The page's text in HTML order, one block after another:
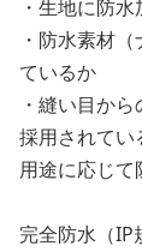
・生地に防
・防水素材
ているか
・縫い目か
採用されてい
用途に応じて
完全防水（IP